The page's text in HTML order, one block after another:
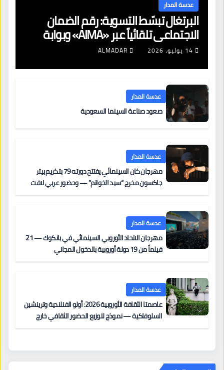
عدسة المدار
البرتغال تبسّط التسوية: رقم الضمان
الاجتماعي تلقائياً عبر «AIMA» وبوابة
جديدة لتجديد الإقامات
14 يوليو، 2026 ALMADAR
عدسة المدار
صعود صناعة السينما السعودية
عدسة المدار
مهرجان كان السينمائي يفتتح دورته 79 بتكريم بيتر
جاكسون مخرج “سيد الخواتم” — وحضور عربي لافت
عدسة المدار
مهرجان الاتحاد الأوروبي السينمائي في بانكوك — 21
فيلماً من 19 دولة أوروبية بالدخول المجاني
عدسة المدار
عاصمتا الثقافة الأوروبية 2026: أولو الفنلندية وترينشين
السلوفاكية — نموذج لتوزيع الحضور الثقافي خارج